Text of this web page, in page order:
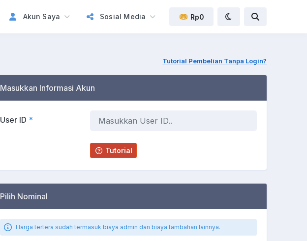
Akun Saya Sosial Media Rp0
Tutorial Pembelian Tanpa Login?
Masukkan Informasi Akun
User ID *
Tutorial
Pilih Nominal
Harga tertera sudah termasuk biaya admin dan biaya tambahan lainnya.